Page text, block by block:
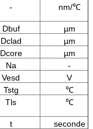
- nm/℃
Dbuf
µm
Dclad
µm
Dcore
µm
Na
-
Vesd
V
Tstg
℃
Tls ℃
t
seconde